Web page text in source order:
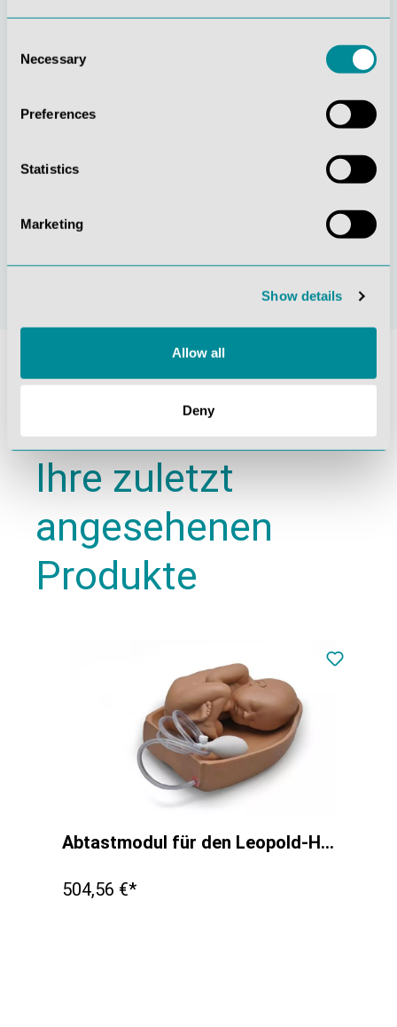
Selection
Necessary
Preferences
Statistics
Marketing
Show details
Allow all
Deny
Kundenorientierung
Verständnis für
Nachhaltiges
Zertifizierung ISO
Ihre zuletzt
angesehenen
Produkte
Abtastmodul für den Leopold-Handgriff
504,56 €*